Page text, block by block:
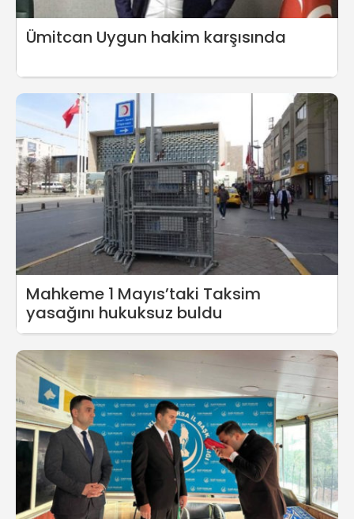
Ümitcan Uygun hakim karşısında
Mahkeme 1 Mayıs’taki Taksim
yasağını hukuksuz buldu